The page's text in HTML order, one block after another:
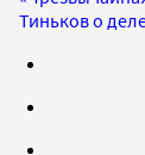
Тиньков о